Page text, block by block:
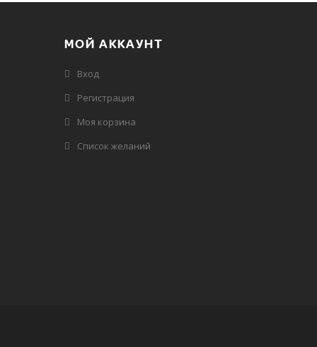
МОЙ АККАУНТ
Вход
Регистрация
Моя корзина
Cписок желаний